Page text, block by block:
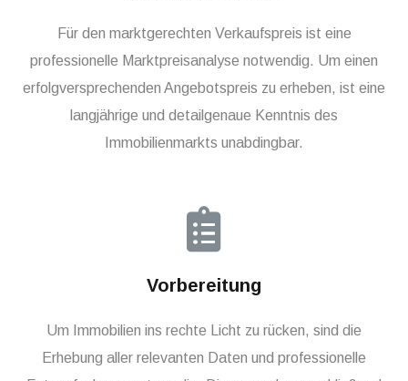
Für den marktgerechten Verkaufspreis ist eine
professionelle Marktpreisanalyse notwendig. Um einen
erfolgversprechenden Angebotspreis zu erheben, ist eine
langjährige und detailgenaue Kenntnis des
Immobilienmarkts unabdingbar.
Vorbereitung
Um Immobilien ins rechte Licht zu rücken, sind die
Erhebung aller relevanten Daten und professionelle